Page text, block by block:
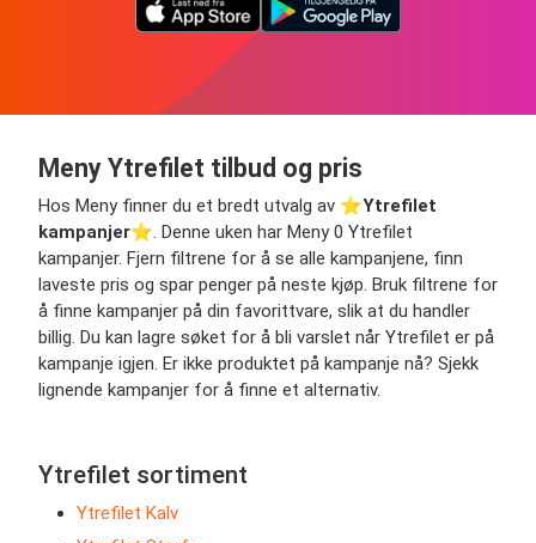
Meny Ytrefilet tilbud og pris
Hos Meny finner du et bredt utvalg av ⭐️Ytrefilet
kampanjer⭐️. Denne uken har Meny 0 Ytrefilet
kampanjer. Fjern filtrene for å se alle kampanjene, finn
laveste pris og spar penger på neste kjøp. Bruk filtrene for
å finne kampanjer på din favorittvare, slik at du handler
billig. Du kan lagre søket for å bli varslet når Ytrefilet er på
kampanje igjen. Er ikke produktet på kampanje nå? Sjekk
lignende kampanjer for å finne et alternativ.
Ytrefilet sortiment
Ytrefilet Kalv